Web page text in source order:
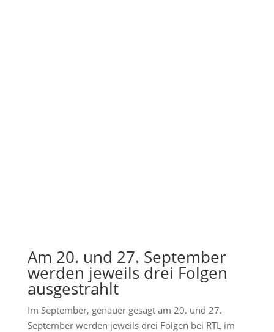
Am 20. und 27. September
werden jeweils drei Folgen
ausgestrahlt
Im September, genauer gesagt am 20. und 27.
September werden jeweils drei Folgen bei RTL im